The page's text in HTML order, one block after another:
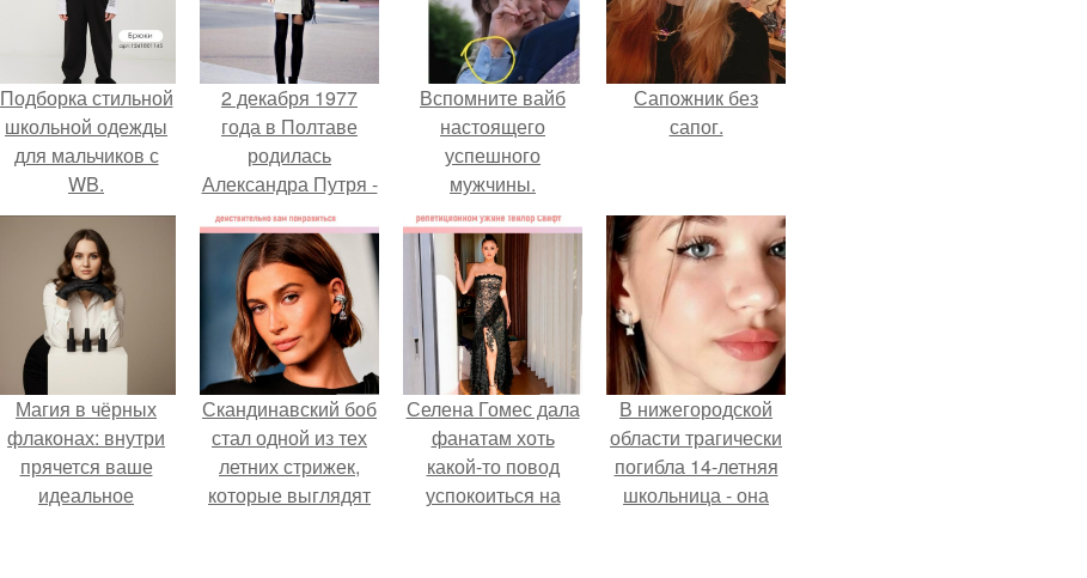
Подборка стильной
школьной одежды
для мальчиков с
WB.
2 декабря 1977
года в Полтаве
родилась
Александра Путря -
одна из самых
необычных
художниц за всю
историю
изобразительного
искусства.
Вспомните вайб
настоящего
успешного
мужчины.
Сапожник без
сапог.
Магия в чёрных
флаконах: внутри
прячется ваше
идеальное
Скандинавский боб
стал одной из тех
летних стрижек,
которые выглядят
Селена Гомес дала
фанатам хоть
какой-то повод
успокоиться на
В нижегородской
области трагически
погибла 14-летняя
школьница - она